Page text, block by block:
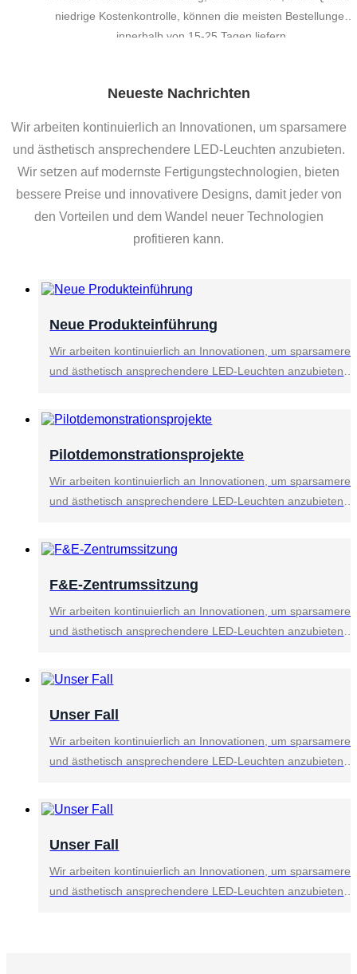
niedrige Kostenkontrolle, können die meisten Bestellungen
innerhalb von 15-25 Tagen liefern.
Neueste Nachrichten
Wir arbeiten kontinuierlich an Innovationen, um sparsamere
und ästhetisch ansprechendere LED-Leuchten anzubieten.
Wir setzen auf modernste Fertigungstechnologien, bieten
bessere Preise und innovativere Designs, damit jeder von
den Vorteilen und dem Wandel neuer Technologien
profitieren kann.
Neue Produkteinführung
Wir arbeiten kontinuierlich an Innovationen, um sparsamere
und ästhetisch ansprechendere LED-Leuchten anzubieten.
bessere Preise und innovativere Designs, damit jeder von
profitieren kann.
Pilotdemonstrationsprojekte
Wir arbeiten kontinuierlich an Innovationen, um sparsamere
und ästhetisch ansprechendere LED-Leuchten anzubieten.
bessere Preise und innovativere Designs, damit jeder von
profitieren kann.
F&E-Zentrumssitzung
Wir arbeiten kontinuierlich an Innovationen, um sparsamere
und ästhetisch ansprechendere LED-Leuchten anzubieten.
bessere Preise und innovativere Designs, damit jeder von
profitieren kann.
Unser Fall
Wir arbeiten kontinuierlich an Innovationen, um sparsamere
und ästhetisch ansprechendere LED-Leuchten anzubieten.
bessere Preise und innovativere Designs, damit jeder von
profitieren kann.
Unser Fall
Wir arbeiten kontinuierlich an Innovationen, um sparsamere
und ästhetisch ansprechendere LED-Leuchten anzubieten.